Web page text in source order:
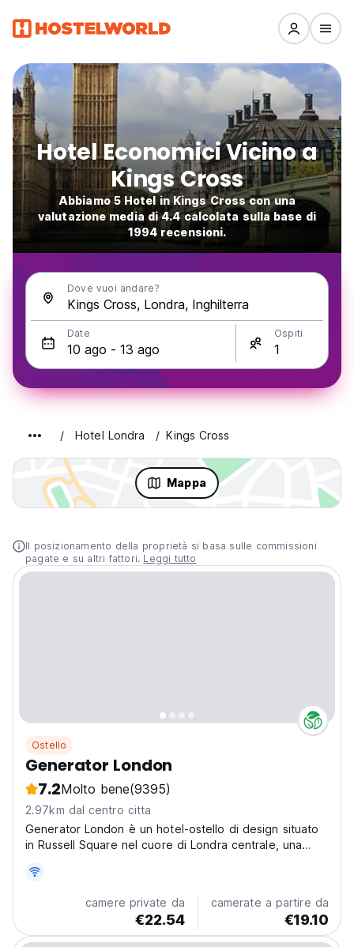
Hotel Economici Vicino a
Kings Cross
Abbiamo 5 Hotel in Kings Cross con una
valutazione media di 4.4 calcolata sulla base di
1994 recensioni.
Dove vuoi andare?
Date Ospiti
Hotel Londra Kings Cross
Mappa
Il posizionamento della proprietà si basa sulle commissioni
pagate e su altri fattori. Leggi tutto
Ostello
Generator London
7.2Molto bene(9395)
2.97km dal centro citta
Generator London è un hotel-ostello di design situato
in Russell Square nel cuore di Londra centrale, una
camere private da
€22.54
camerate a partire da
€19.10